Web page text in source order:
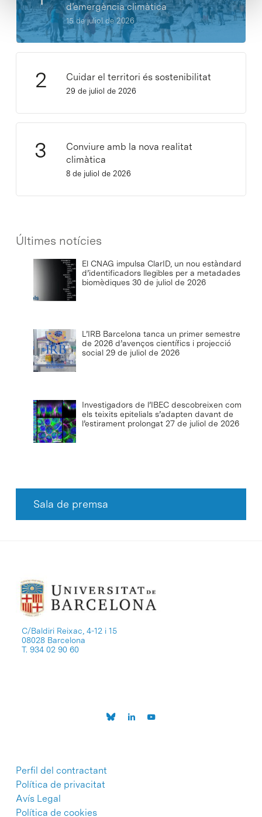
d’emergència climàtica
15 de juliol de 2026
Cuidar el territori és sostenibilitat
29 de juliol de 2026
Conviure amb la nova realitat
climàtica
8 de juliol de 2026
Últimes notícies
El CNAG impulsa ClarID, un nou estàndard
d’identificadors llegibles per a metadades
biomèdiques 30 de juliol de 2026
L’IRB Barcelona tanca un primer semestre
de 2026 d’avenços científics i projecció
social 29 de juliol de 2026
Investigadors de l’IBEC descobreixen com
els teixits epitelials s’adapten davant de
l’estirament prolongat 27 de juliol de 2026
Sala de premsa
C/Baldiri Reixac, 4-12 i 15
08028 Barcelona
T. 934 02 90 60
Perfil del contractant
Política de privacitat
Avís Legal
Política de cookies